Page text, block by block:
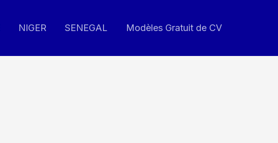
NIGER SENEGAL Modèles Gratuit de CV